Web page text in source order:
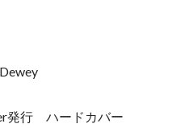
発行 ハードカバー